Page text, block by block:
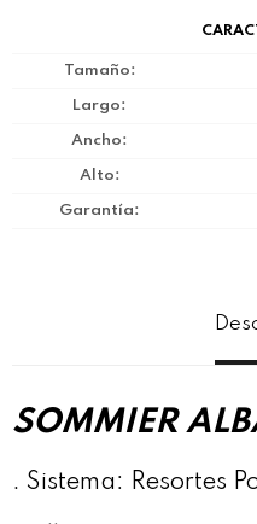
Tamaño
Largo
Ancho
Alto
Garantía
SOMMIER
. Sistema: Resortes